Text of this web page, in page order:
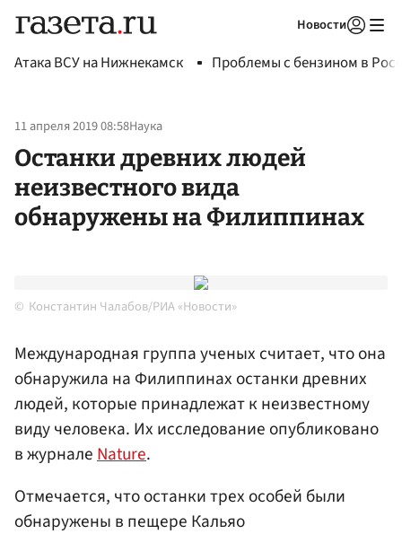
Новости
Атака ВСУ на Нижнекамск Проблемы с бензином в
11 апреля 2019 08:58Наука
Останки древних людей
неизвестного вида
обнаружены на Филиппинах
Константин Чалабов/РИА «Новости»
Международная группа ученых считает, что она
обнаружила на Филиппинах останки древних
людей, которые принадлежат к неизвестному
виду человека. Их исследование опубликовано
в журналеNature.
Отмечается, что останки трех особей были
обнаружены в пещере Кальяо